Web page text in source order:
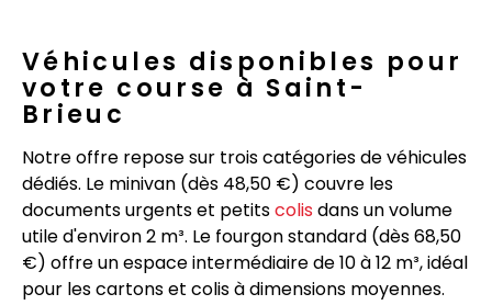
Véhicules disponibles pour
votre course à Saint-
Brieuc
Notre offre repose sur trois catégories de véhicules
dédiés. Le minivan (dès 48,50 €) couvre les
documents urgents et petitscolis dans un volume
utile d'environ 2 m³. Le fourgon standard (dès 68,50
€) offre un espace intermédiaire de 10 à 12 m³, idéal
pour les cartons et colis à dimensions moyennes.